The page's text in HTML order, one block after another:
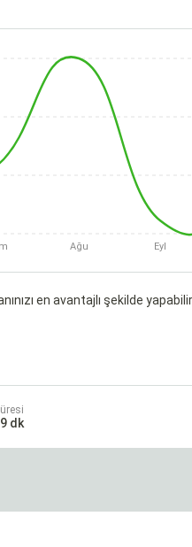
Ağu Eyl
en avantajlı şekilde
dk